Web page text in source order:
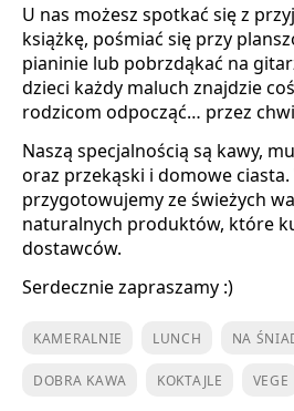
U nas możesz spotkać się z
książkę, pośmiać się przy
pianinie lub pobrzdąkać na
dzieci każdy maluch znajdzie
rodzicom odpocząć… przez
Naszą specjalnością są kawy,
oraz przekąski i domowe
przygotowujemy ze świeżych
naturalnych produktów, które
dostawców.
Serdecznie zapraszamy :)
KAMERALNIE LUNCH NA
DOBRA KAWA KOKTAJLE VEGE